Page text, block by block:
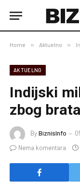
Home » Aktuelno »
AKTUELNO
Indijski
zbog brata
ByBiznisInfo
Nema komentara